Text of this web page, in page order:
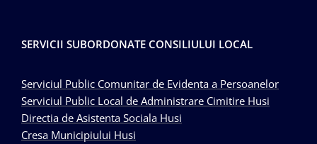
SERVICII SUBORDONATE CONSILIULUI LOCAL
Serviciul Public Comunitar de Evidenta a Persoanelor
Serviciul Public Local de Administrare Cimitire Husi
Directia de Asistenta Sociala Husi
Cresa Municipiului Husi